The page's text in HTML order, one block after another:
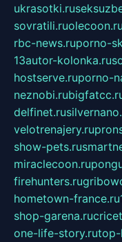
ukrasotki.ru
sovratili.ruolecoon.ru
rbc-news.ruporno-
13autor-kolonka.ru
hostserve.ruporno-
neznobi.ru
delfinet.ru
velotrenajery.ru
show-pets.ru
miraclecoon.ru
firehunters.ru
hometown-france.ru
shop-garena.ru
one-life-story.rutop-